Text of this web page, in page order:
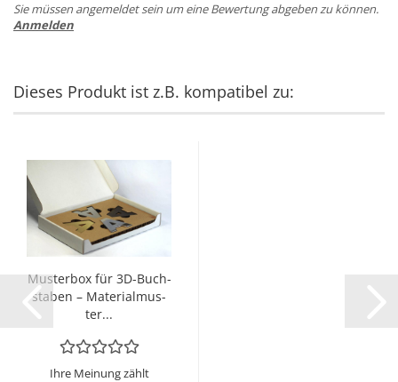
Sie müssen angemeldet sein um eine Bewertung abgeben zu können.
Anmelden
Dieses Produkt ist z.B. kompatibel zu:
Mus­ter­box für 3D-​Buch­
sta­ben – Ma­te­ri­al­mus­
ter...
Ihre Meinung zählt